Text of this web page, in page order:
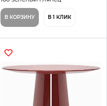
В КОРЗИНУ В 1 КЛИК